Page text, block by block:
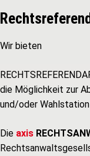
Wir bieten
die Möglichkeit zur
und/oder Wahlstation
Die axis